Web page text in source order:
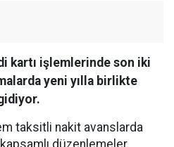
kartı işlemlerinde son iki
yeni yılla birlikte
taksitli nakit avanslarda
düzenlemeler